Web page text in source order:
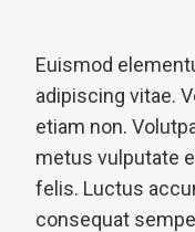
Euismod
adipiscing vitae.
etiam non.
metus vulputate
felis. Luctus
consequat